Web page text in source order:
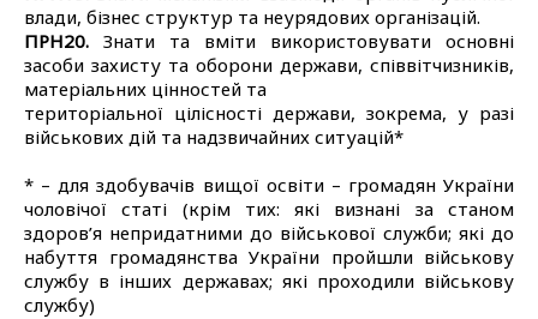
влади, бізнес структур та неурядових організацій.
ПРН20. Знати та вміти використовувати основні
засоби захисту та оборони держави, співвітчизників,
матеріальних цінностей та
територіальної цілісності держави, зокрема, у разі
військових дій та надзвичайних ситуацій*
* – для здобувачів вищої освіти – громадян України
чоловічої статі (крім тих: які визнані за станом
здоров’я непридатними до військової служби; які до
набуття громадянства України пройшли військову
службу в інших державах; які проходили військову
службу)